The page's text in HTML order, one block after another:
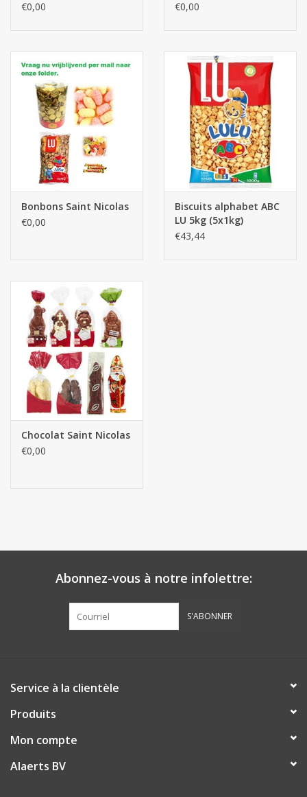
€0,00
€0,00
Bonbons Saint Nicolas
€0,00
Biscuits alphabet ABC
LU 5kg (5x1kg)
€43,44
Chocolat Saint Nicolas
€0,00
Abonnez-vous à notre infolettre:
S'ABONNER
Service à la clientèle
Produits
Mon compte
Alaerts BV